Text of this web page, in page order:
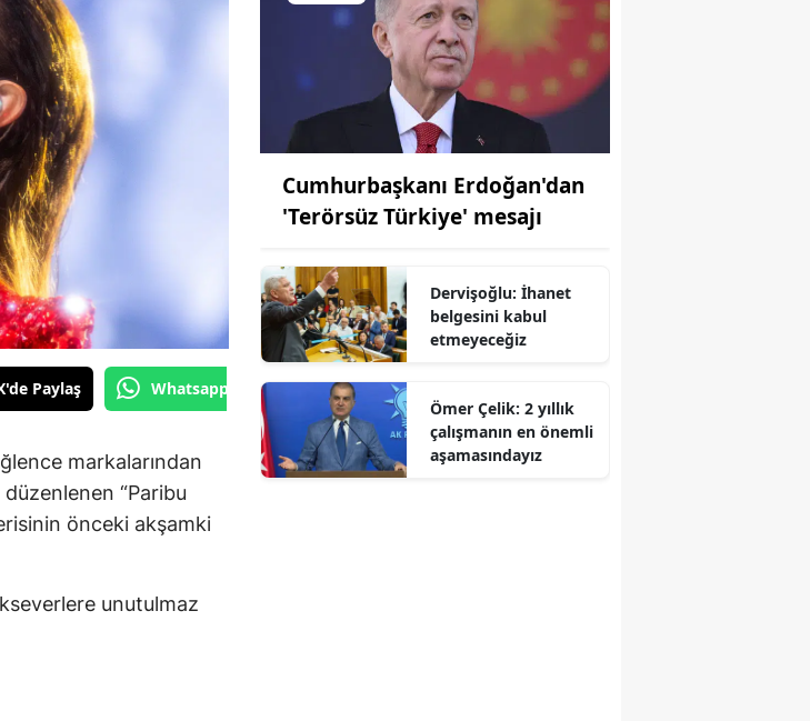
Paylaş Whatsapp'tan Gönder
markalarından
“Paribu
önceki akşamki
unutulmaz
Cumhurbaşkanı Erdoğan'dan
'Terörsüz Türkiye' mesajı
Dervişoğlu: İhanet
belgesini kabul
etmeyeceğiz
Ömer Çelik: 2 yıllık
çalışmanın en önemli
aşamasındayız